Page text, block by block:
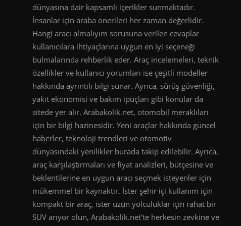
dünyasına dair kapsamlı içerikler sunmaktadır.
İnsanlar için araba önerileri her zaman değerlidir.
Hangi aracı almalıyım sorusuna verilen cevaplar
kullanıcılara ihtiyaçlarına uygun en iyi seçeneği
bulmalarında rehberlik eder. Araç incelemeleri, teknik
özellikler ve kullanıcı yorumları ise çeşitli modeller
hakkında ayrıntılı bilgi sunar. Ayrıca, sürüş güvenliği,
yakıt ekonomisi ve bakım ipuçları gibi konular da
sitede yer alır. Arabakolik.net, otomobil meraklıları
için bir bilgi hazinesidir. Yeni araçlar hakkında güncel
haberler, teknoloji trendleri ve otomotiv
dünyasındaki yenilikler burada takip edilebilir. Ayrıca,
araç karşılaştırmaları ve fiyat analizleri, bütçesine ve
beklentilerine en uygun aracı seçmek isteyenler için
mükemmel bir kaynaktır. İster şehir içi kullanım için
kompakt bir araç, ister uzun yolculuklar için rahat bir
SUV arıyor olun, Arabakolik.net'te herkesin zevkine ve